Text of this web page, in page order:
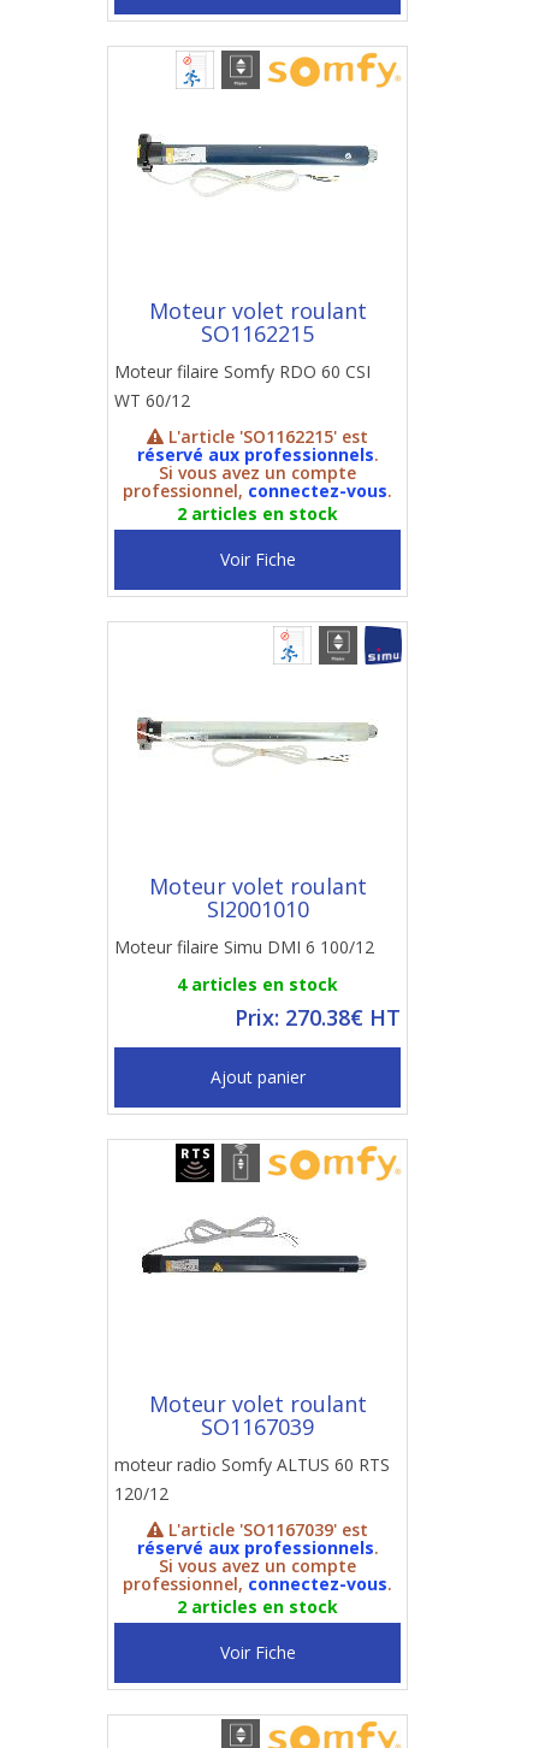
Moteur volet roulant
SO1162215
Moteur filaire Somfy RDO 60 CSI
WT 60/12
L'article 'SO1162215' est
réservé aux professionnels.
Si vous avez un compte
professionnel, connectez-vous.
2 articles en stock
Voir Fiche
Moteur volet roulant
SI2001010
Moteur filaire Simu DMI 6 100/12
4 articles en stock
Prix: 270.38€ HT
Ajout panier
Moteur volet roulant
SO1167039
moteur radio Somfy ALTUS 60 RTS
120/12
L'article 'SO1167039' est
réservé aux professionnels.
Si vous avez un compte
professionnel, connectez-vous.
2 articles en stock
Voir Fiche